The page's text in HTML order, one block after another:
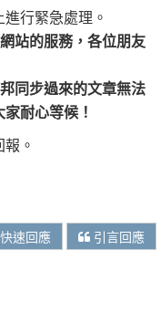
行緊急處理。
站的服務，各位朋友
同步過來的文章無法
耐心等候！
。
快速回應 引言回應